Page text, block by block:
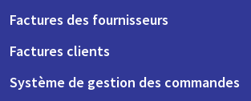
Factures des fournisseurs
Factures clients
Système de gestion des commandes